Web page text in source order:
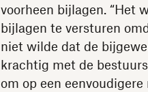
voorheen bijlagen. “Het
bijlagen te versturen
niet wilde dat de
krachtig met de
om op een